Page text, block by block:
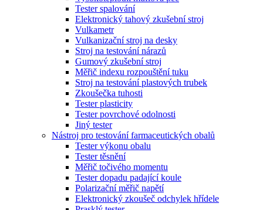
Tester spalování
Elektronický tahový zkušební stroj
Vulkametr
Vulkanizační stroj na desky
Stroj na testování nárazů
Gumový zkušební stroj
Měřič indexu rozpouštění tuku
Stroj na testování plastových trubek
Zkoušečka tuhosti
Tester plasticity
Tester povrchové odolnosti
Jiný tester
Nástroj pro testování farmaceutických obalů
Tester výkonu obalu
Tester těsnění
Měřič točivého momentu
Tester dopadu padající koule
Polarizační měřič napětí
Elektronický zkoušeč odchylek hřídele